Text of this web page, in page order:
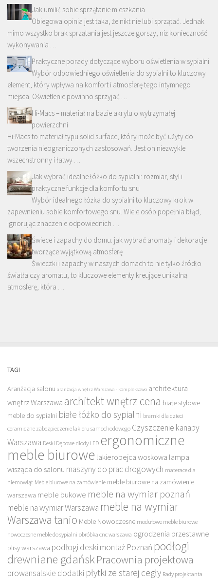
Jak umilić sobie sprzątanie mieszkania
Obiegowa opinia jest taka, że nikt nie lubi sprzątać. Jednak
mimo wszystko brak sprzątania jest jeszcze gorszy, niż konieczność
wykonywania …
Praktyczne porady dotyczące wyboru oświetlenia w sypialni
Wybór odpowiedniego oświetlenia do sypialni to kluczowy
element, który wpływa na komfort i atmosferę tego intymnego
miejsca. Oświetlenie powinno sprzyjać …
Hi-Macs – materiał na bazie akrylu o wytrzymałej
powierzchni
Hi-Macs to materiał typu solid surface, który może być użyty do
tworzenia nieograniczonych zastosowań. Jest on niezwykle
wszechstronny i łatwy …
Jak wybrać idealne łóżko do sypialni: rozmiar, styl i
praktyczne funkcje dla komfortu snu
Wybór idealnego łóżka do sypialni to kluczowy krok w
zapewnieniu sobie komfortowego snu. Wiele osób popełnia błąd,
ignorując znaczenie odpowiednich …
Świece i zapachy do domu: jak wybrać aromaty i dekoracje
tworzące wyjątkową atmosferę
Świeczki i zapachy w naszych domach to nie tylko źródło
światła czy aromatu; to kluczowe elementy kreujące unikalną
atmosferę, która …
TAGI
Aranżacja salonu aranżacja wnętrz Warszawa - kompleksowo architektura
wnętrz Warszawa architekt wnętrz cena białe stylowe
meble do sypialni białe łóżko do sypialni bramki dla dzieci
ceramiczne zabezpieczenie lakieru samochodowego Czyszczenie kanapy
Warszawa Deski Dębowe diody LED ergonomiczne
meble biurowe lakierobejca woskowa lampa
wisząca do salonu maszyny do prac drogowych materace dla
niemowląt Meble biurowe na zamówienie meble biurowe na zamówienie
warszawa meble bukowe meble na wymiar poznań
meble na wymiar Warszawa meble na wymiar
Warszawa tanio Meble Nowoczesne modułowe meble biurowe
nowoczesne meble do sypialni obróbka cnc warszawa ogrodzenia przestawne
plisy warszawa podłogi deski montaż Poznań podłogi
drewniane gdańskPracownia projektowa
prowansalskie dodatki płytki ze starej cegły Rady projektanta